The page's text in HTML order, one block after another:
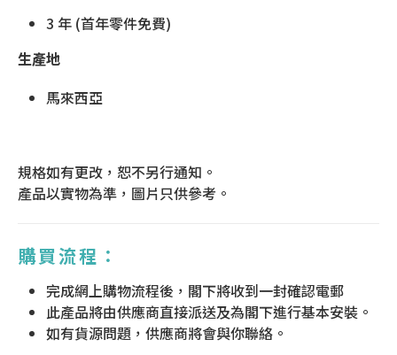
3 年 (首年零件免費)
生產地
馬來西亞
規格如有更改，恕不另行通知。
產品以實物為準，圖片只供參考。
購買流程：
完成網上購物流程後，閣下將收到一封確認電郵
此產品將由供應商直接派送及為閣下進行基本安裝。
如有貨源問題，供應商將會與你聯絡。